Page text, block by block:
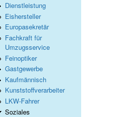
Dienstleistung
Eishersteller
Europasekretär
Fachkraft für
Umzugsservice
Feinoptiker
Gastgewerbe
Kaufmännisch
Kunststoffverarbeiter
LKW-Fahrer
Soziales